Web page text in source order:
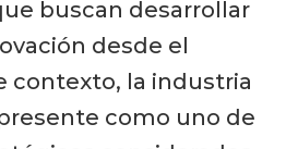
buscan desarrollar
desde el
contexto, la industria
como uno de